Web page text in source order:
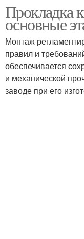
Места для
Материал для
Прокладка
основные
Монтаж
правил и
обеспечивается
и механической
заводе при его